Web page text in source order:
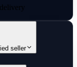
seller